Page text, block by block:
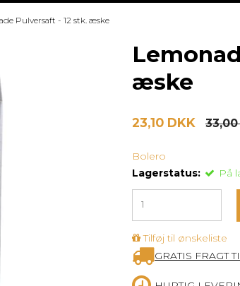
Pulversaft - 12 stk. æske
æske
23,10 DKK 33,00
Bolero
Lagerstatus:
På
Tilføj til ønskeliste
GRATIS FRAGT